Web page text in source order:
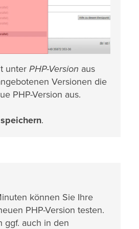
unter PHP-Version aus
Versionen die
PHP-Version aus.
speichern.
können Sie Ihre
PHP-Version testen.
ggf. auch in den